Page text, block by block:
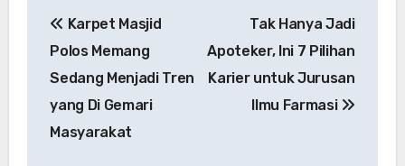
pos
Karpet Masjid
Polos Memang
Sedang Menjadi Tren
yang Di Gemari
Masyarakat
Tak Hanya Jadi
Apoteker, Ini 7 Pilihan
Karier untuk Jurusan
Ilmu Farmasi